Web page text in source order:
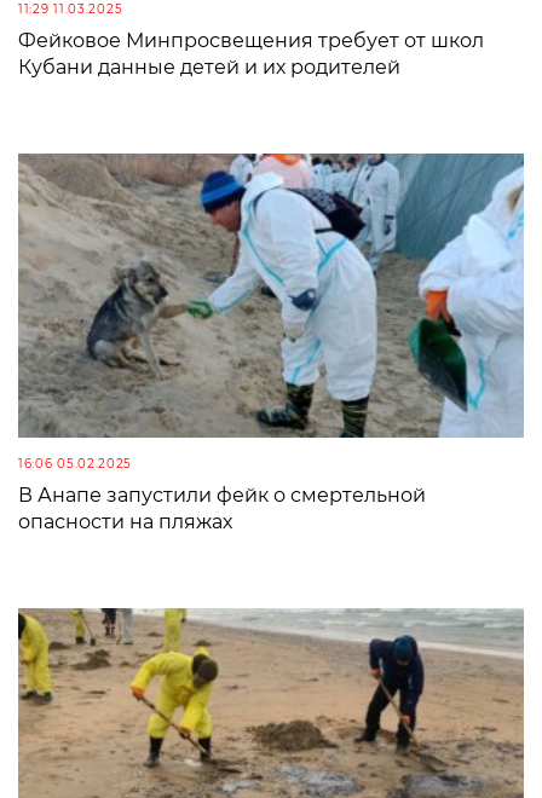
11:29 11.03.2025
Фейковое Минпросвещения требует от школ
Кубани данные детей и их родителей
16:06 05.02.2025
В Анапе запустили фейк о смертельной
опасности на пляжах